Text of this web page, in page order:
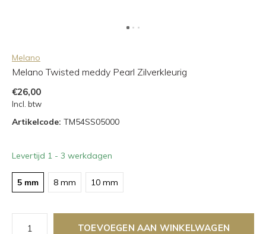
Melano
Melano Twisted meddy Pearl Zilverkleurig
€26,00
Incl. btw
Artikelcode: TM54SS05000
Levertijd 1 - 3 werkdagen
5 mm 8 mm 10 mm
TOEVOEGEN AAN WINKELWAGEN